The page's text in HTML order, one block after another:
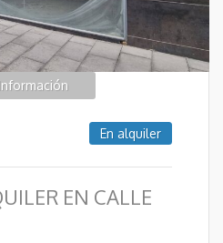
En alquiler
EN CALLE